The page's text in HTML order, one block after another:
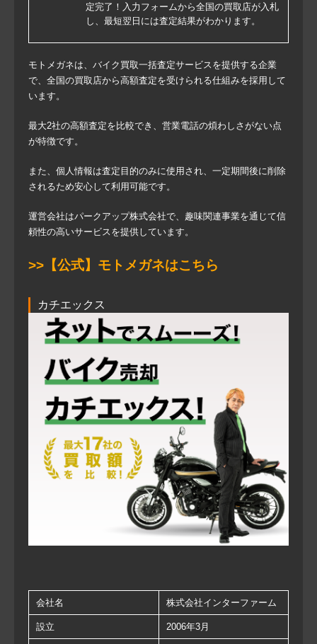
定完了！入力フォームから全国の買取店が入札
し、最短翌日には査定結果がわかります。
モトメガネは、バイク買取一括査定サービスを提供する企業
で、全国の買取店から高額査定を受けられる仕組みを採用して
います。
最大2社の高額査定を比較でき、営業電話の煩わしさがない点
が特徴です。
また、個人情報は査定目的のみに使用され、一定期間後に削除
されるため安心して利用可能です。
運営会社はパークアップ株式会社で、趣味関連事業を通じて信
頼性の高いサービスを提供しています。
>>【公式】モトメガネはこちら
カチエックス
会社名 株式会社インターファーム
設立 2006年3月